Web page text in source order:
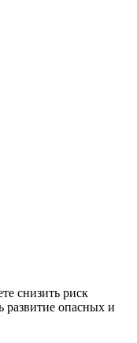
снизить риск
развитие опасных и